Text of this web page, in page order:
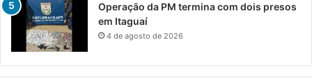
Operação da PM termina com dois presos
em Itaguaí
4 de agosto de 2026